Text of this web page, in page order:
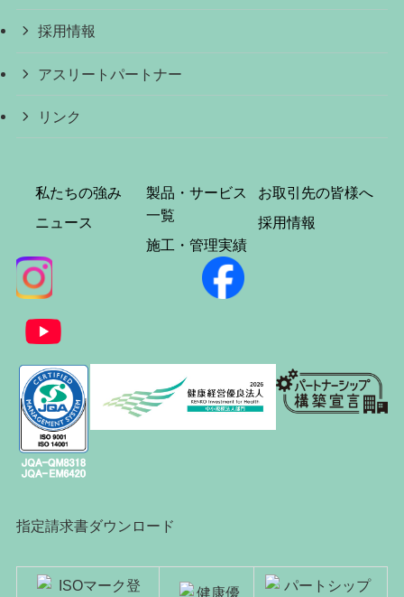
採用情報
アスリートパートナー
リンク
私たちの強み
ニュース
製品・サービス
一覧
施工・管理実績
お取引先の皆様へ
採用情報
指定請求書ダウンロード